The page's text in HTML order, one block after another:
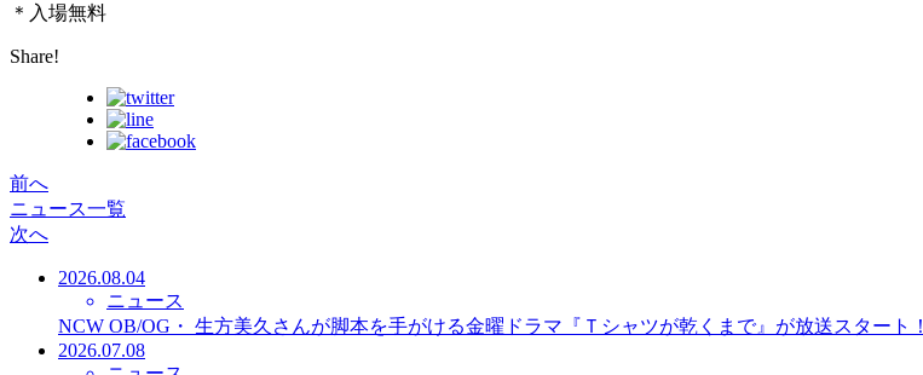
＊入場無料
Share!
前へ
ニュース一覧
次へ
2026.08.04
ニュース
NCW OB/OG・ 生方美久さんが脚本を手がける金曜ドラマ『Ｔシャツが乾くまで』が放送スタート！
2026.07.08